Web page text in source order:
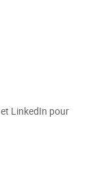
LinkedIn pour